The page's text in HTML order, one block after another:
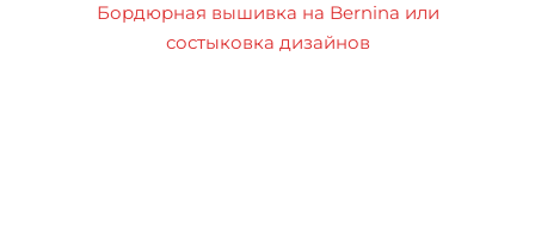
Бордюрная вышивка на Bernina или
состыковка дизайнов